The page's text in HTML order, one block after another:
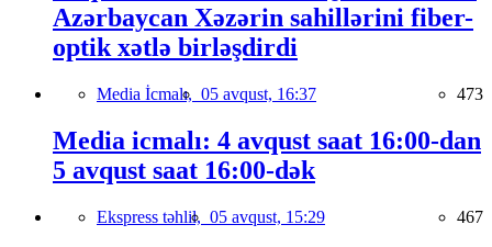
Azərbaycan Xəzərin sahillərini fiber-
optik xətlə birləşdirdi
Media İcmalı, 05 avqust, 16:37 473
Media icmalı: 4 avqust saat 16:00-dan
5 avqust saat 16:00-dək
Ekspress təhlil, 05 avqust, 15:29 467